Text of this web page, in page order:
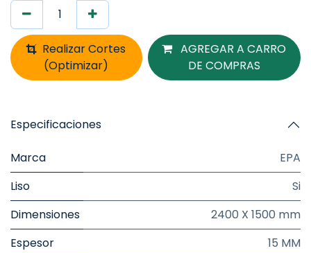
Realizar Cortes
(Optimizar)
AGREGAR A CARRO
DE COMPRAS
Especificaciones
Marca
EPA
Liso
Si
Dimensiones
2400 X 1500 mm
Espesor
15 MM